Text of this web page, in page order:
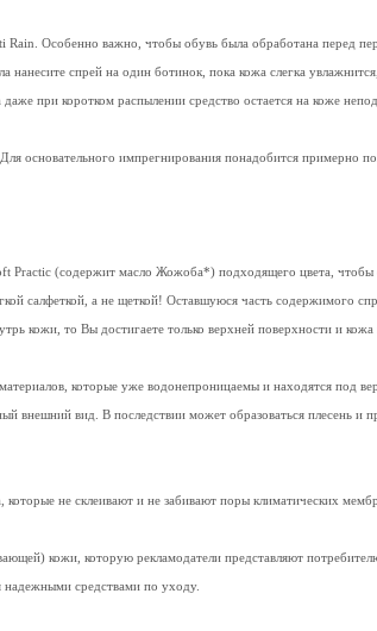
Особенно важно, чтобы обувь была обработана перед
нанесите спрей на один ботинок, пока кожа слегка
при коротком распылении средство остается на коже
основательного импрегнирования понадобится примерно
Practic (содержит масло Жожоба*) подходящего цвета,
салфеткой, а не щеткой! Оставшуюся часть содержимого
кожи, то Вы достигаете только верхней поверхности и
которые уже водонепроницаемы и находятся под
внешний вид. В последствии может образоваться плесень и
не склеивают и не забивают поры климатических
кожи, которую рекламодатели представляют
надежными средствами по уходу.